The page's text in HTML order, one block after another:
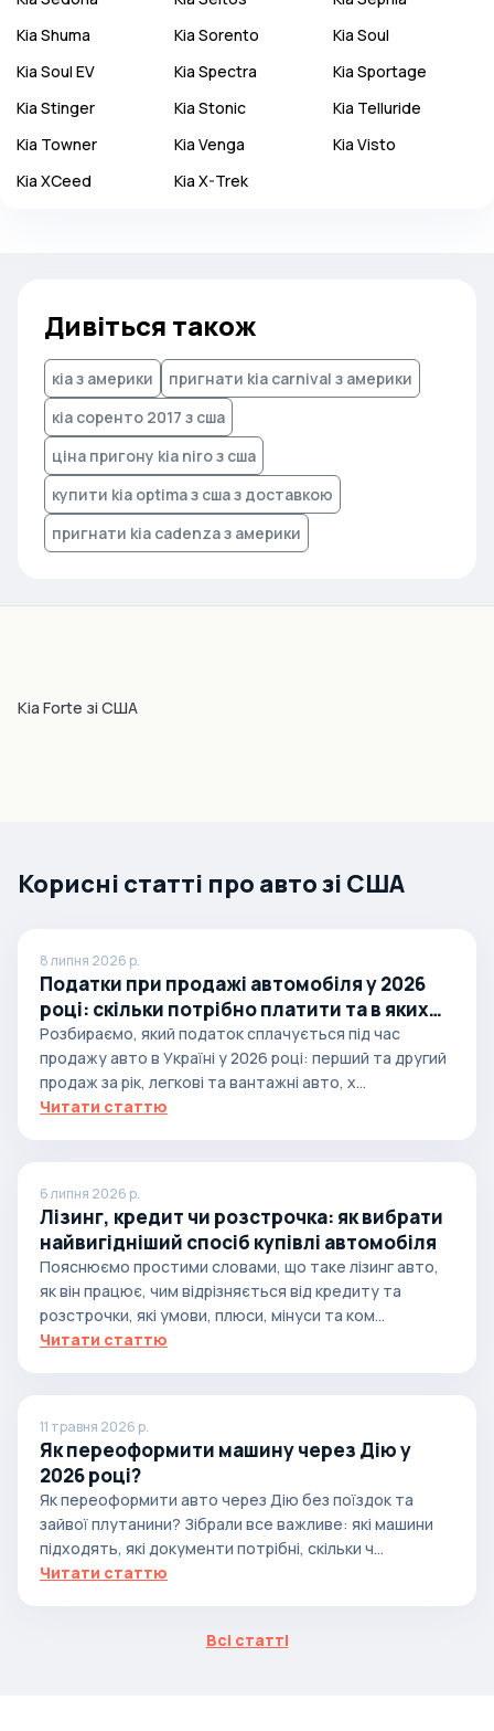
Kia Shuma Kia Sorento Kia Soul
Kia Soul EV Kia Spectra Kia Sportage
Kia Stinger Kia Stonic Kia Telluride
Kia Towner Kia Venga Kia Visto
Kia XCeed Kia X-Trek
Дивіться також
кіа з америки
пригнати kia carnival з америки
кіа соренто 2017 з сша
ціна пригону kia niro з сша
купити kia optima з сша з доставкою
пригнати kia cadenza з америки
Kia Forte зі США
Корисні статті про авто зі США
8 липня 2026 р.
Податки при продажі автомобіля у 2026
році: скільки потрібно платити та в яких
випадках
Розбираємо, який податок сплачується під час
продажу авто в Україні у 2026 році: перший та другий
продаж за рік, легкові та вантажні авто, х...
Читати статтю
6 липня 2026 р.
Лізинг, кредит чи розстрочка: як вибрати
найвигідніший спосіб купівлі автомобіля
Пояснюємо простими словами, що таке лізинг авто,
як він працює, чим відрізняється від кредиту та
розстрочки, які умови, плюси, мінуси та ком...
Читати статтю
11 травня 2026 р.
Як переоформити машину через Дію у
2026 році?
Як переоформити авто через Дію без поїздок та
зайвої плутанини? Зібрали все важливе: які машини
підходять, які документи потрібні, скільки ч...
Читати статтю
Всі статті